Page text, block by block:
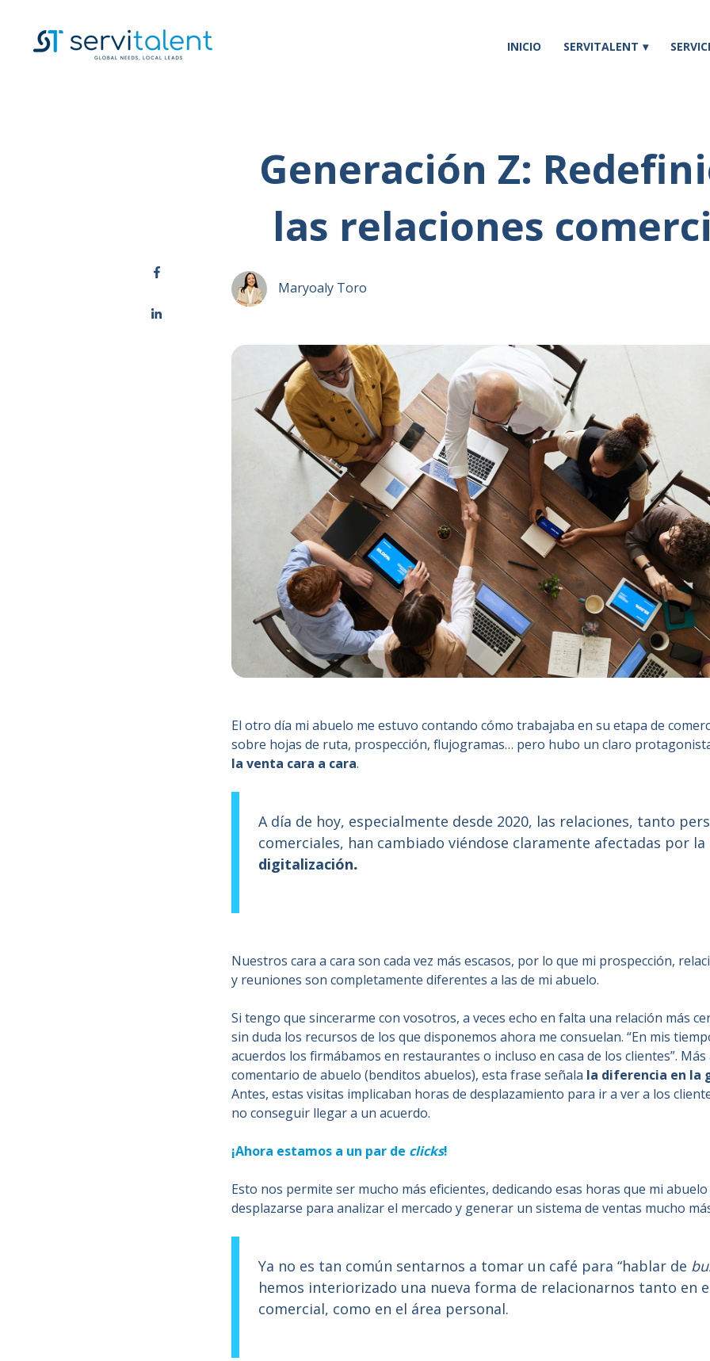
INICIO SERVITALENT
Generación Z:
las relaciones
Maryoaly Toro
El otro día mi abuelo me estuvo contando cómo trabajaba en su etapa de
sobre hojas de ruta, prospección, flujogramas… pero hubo un claro
la venta cara a cara.
A día de hoy, especialmente desde 2020, las relaciones, tanto
comerciales, han cambiado viéndose claramente afectadas por la
digitalización.
Nuestros cara a cara son cada vez más escasos, por lo que mi prospección,
y reuniones son completamente diferentes a las de mi abuelo.
Si tengo que sincerarme con vosotros, a veces echo en falta una relación más
sin duda los recursos de los que disponemos ahora me consuelan. “En mis
acuerdos los firmábamos en restaurantes o incluso en casa de los clientes”.
comentario de abuelo (benditos abuelos), esta frase señala la diferencia en la
Antes, estas visitas implicaban horas de desplazamiento para ir a ver a los
no conseguir llegar a un acuerdo.
¡Ahora estamos a un par de clicks!
Esto nos permite ser mucho más eficientes, dedicando esas horas que mi abuelo
desplazarse para analizar el mercado y generar un sistema de ventas mucho
Ya no es tan común sentarnos a tomar un café para “hablar de
hemos interiorizado una nueva forma de relacionarnos tanto en
comercial, como en el área personal.